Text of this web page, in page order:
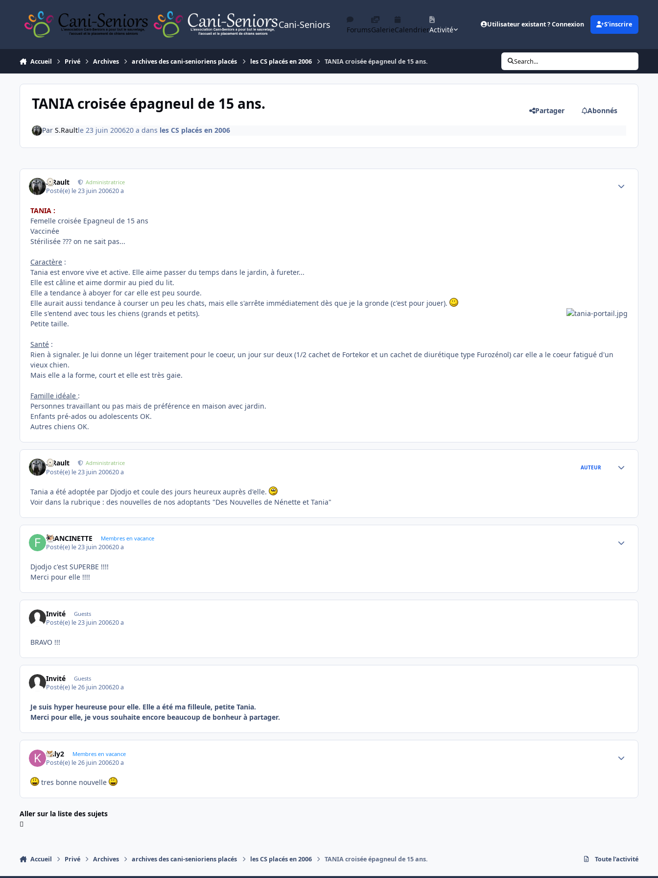
Cani-Seniors ForumsGalerieCalendrierActivité
Utilisateur existant ? Connexion S’inscrire
Accueil Privé Archives archives des cani-senioriens placés les CS placés en 2006 TANIA croisée épagneul de 15 ans. Search...
TANIA croisée épagneul de 15 ans. Partager Abonnés
Par S.Raultle 23 juin 200620 a dans les CS placés en 2006
S.Rault Administratrice
Posté(e) le 23 juin 200620 a
TANIA :
Femelle croisée Epagneul de 15 ans
Vaccinée
Stérilisée ??? on ne sait pas...
Caractère :
Tania est envore vive et active. Elle aime passer du temps dans le jardin, à fureter...
Elle est câline et aime dormir au pied du lit.
Elle a tendance à aboyer for car elle est peu sourde.
Elle aurait aussi tendance à courser un peu les chats, mais elle s'arrête immédiatement dès que je la gronde (c'est pour jouer).
Elle s'entend avec tous les chiens (grands et petits).
Petite taille.
Santé :
Rien à signaler. Je lui donne un léger traitement pour le coeur, un jour sur deux (1/2 cachet de Fortekor et un cachet de diurétique type Furozénol) car elle a le coeur fatigué d'un
vieux chien.
Mais elle a la forme, court et elle est très gaie.
Famille idéale :
Personnes travaillant ou pas mais de préférence en maison avec jardin.
Enfants pré-ados ou adolescents OK.
Autres chiens OK.
S.Rault Administratrice
Posté(e) le 23 juin 200620 a
AUTEUR
Tania a été adoptée par Djodjo et coule des jours heureux auprès d'elle.
Voir dans la rubrique : des nouvelles de nos adoptants "Des Nouvelles de Nénette et Tania"
FRANCINETTE Membres en vacance
Posté(e) le 23 juin 200620 a
Djodjo c'est SUPERBE !!!!
Merci pour elle !!!!
Invité Guests
Posté(e) le 23 juin 200620 a
BRAVO !!!
Invité Guests
Posté(e) le 26 juin 200620 a
Je suis hyper heureuse pour elle. Elle a été ma filleule, petite Tania.
Merci pour elle, je vous souhaite encore beaucoup de bonheur à partager.
kaly2 Membres en vacance
Posté(e) le 26 juin 200620 a
tres bonne nouvelle
Aller sur la liste des sujets
Accueil Privé Archives archives des cani-senioriens placés les CS placés en 2006 TANIA croisée épagneul de 15 ans. Toute l’activité